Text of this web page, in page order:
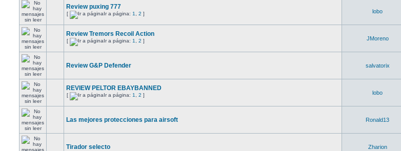
Review puxing 777
[ Ir a página: 1 2 ] lobo
Review Tremors Recoil Action
[ Ir a página: 1 2 ] JMoreno
Review G&P Defender salvatorix
REVIEW PELTOR EBAYBANNED
[ Ir a página: 1 2 ] lobo
Las mejores protecciones para airsoft Ronald13
Tirador selecto Zharion